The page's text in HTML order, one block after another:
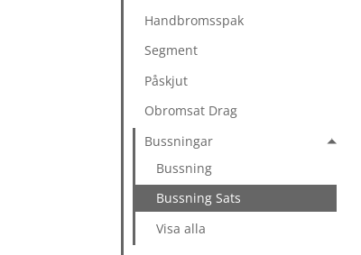
Handbromsspak
Segment
Påskjut
Obromsat Drag
Bussningar
Bussning
Bussning Sats
Visa alla